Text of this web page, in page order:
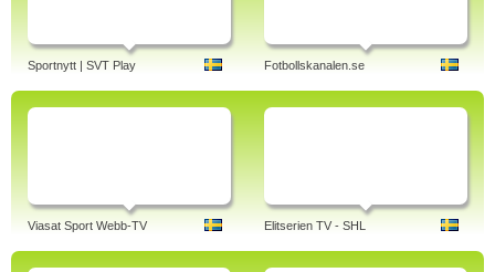
Sportnytt | SVT Play Fotbollskanalen.se
Viasat Sport Webb-TV Elitserien TV - SHL